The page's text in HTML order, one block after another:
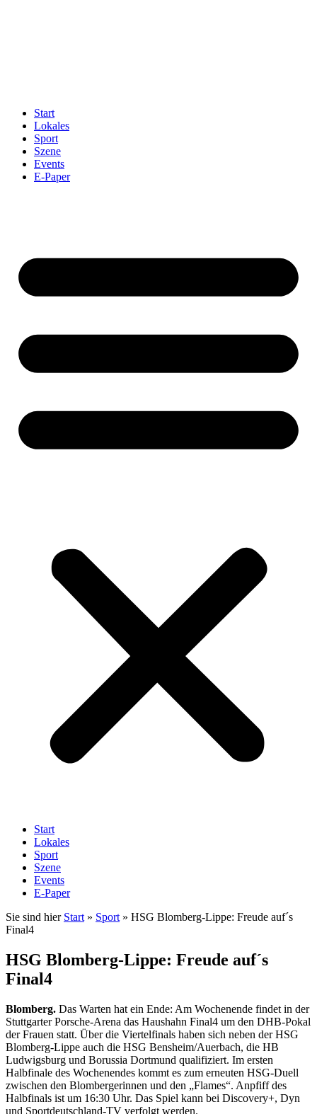
Start
Lokales
Sport
Szene
Events
E-Paper
Start
Lokales
Sport
Szene
Events
E-Paper
Sie sind hier Start » Sport » HSG Blomberg-Lippe: Freude auf´s
Final4
HSG Blomberg-Lippe: Freude auf´s
Final4
Blomberg. Das Warten hat ein Ende: Am Wochenende findet in der
Stuttgarter Porsche-Arena das Haushahn Final4 um den DHB-Pokal
der Frauen statt. Über die Viertelfinals haben sich neben der HSG
Blomberg-Lippe auch die HSG Bensheim/Auerbach, die HB
Ludwigsburg und Borussia Dortmund qualifiziert. Im ersten
Halbfinale des Wochenendes kommt es zum erneuten HSG-Duell
zwischen den Blombergerinnen und den „Flames“. Anpfiff des
Halbfinals ist um 16:30 Uhr. Das Spiel kann bei Discovery+, Dyn
und Sportdeutschland-TV verfolgt werden.